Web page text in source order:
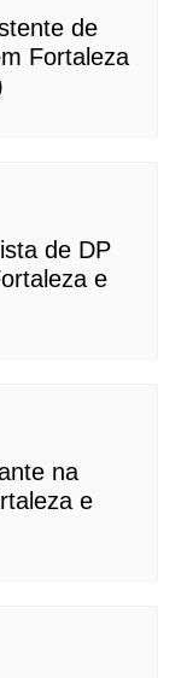
de
Fortaleza
de DP
e
na
e